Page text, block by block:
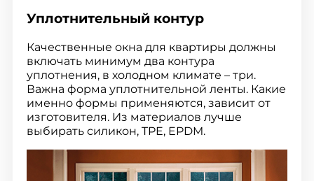
Уплотнительный контур
Качественные окна для квартиры должны
включать минимум два контура
уплотнения, в холодном климате – три.
Важна форма уплотнительной ленты. Какие
именно формы применяются, зависит от
изготовителя. Из материалов лучше
выбирать силикон, TPE, EPDM.